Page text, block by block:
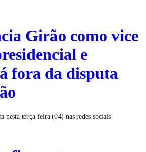
Girão como vice
e
fora da disputa
terça-feira (04) nas redes sociais